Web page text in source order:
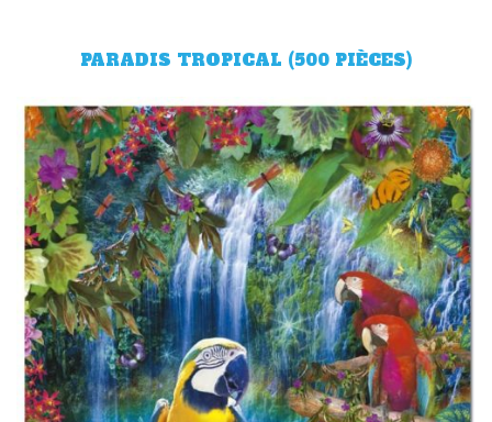
PARADIS TROPICAL (500 PIÈCES)